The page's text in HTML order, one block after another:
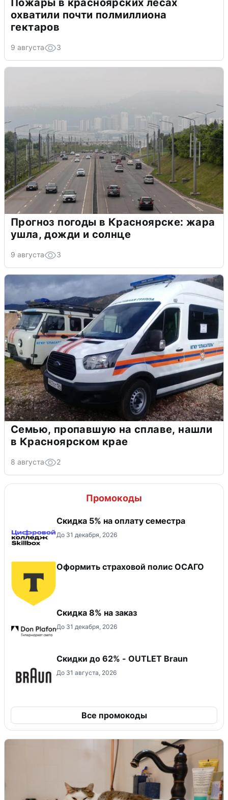
Пожары в красноярских лесах
охватили почти полмиллиона
гектаров
9 августа 3
Прогноз погоды в Красноярске: жара
ушла, дожди и солнце
9 августа 3
Семью, пропавшую на сплаве, нашли
в Красноярском крае
8 августа 2
Промокоды
Скидка 5% на оплату семестра
До 31 декабря, 2026
Оформить страховой полис ОСАГО
Скидка 8% на заказ
До 31 декабря, 2026
Скидки до 62% - OUTLET Braun
До 31 августа, 2026
Все промокоды